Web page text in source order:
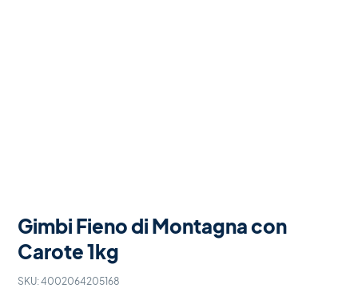
Gimbi Fieno di Montagna con
Carote 1kg
SKU:4002064205168